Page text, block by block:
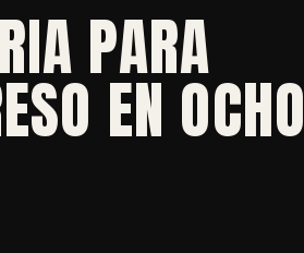
PARA
EN OCHO